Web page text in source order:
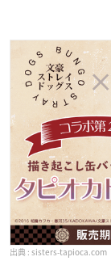
sisters-tapioca.com